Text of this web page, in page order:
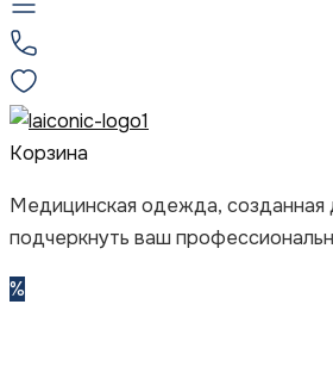
Корзина
Медицинская одежда, созданная
подчеркнуть ваш
%